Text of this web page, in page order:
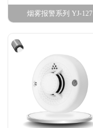
烟雾报警系列 YJ-127